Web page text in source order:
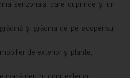
senzorială, care cuprinde și un
și grădina de pe acoperisul
de exterior și plante;